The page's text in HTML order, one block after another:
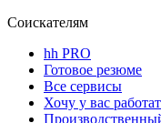
Соискателям
hh PRO
Готовое резюме
Все сервисы
Хочу у вас